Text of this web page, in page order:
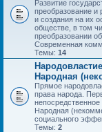
Развитие
преобразование и
и создания на их
обществе, в том
преобразовании
Современная
Темы: 14
Народная
Прямое
права народа.
Народная
социального
Темы: 2